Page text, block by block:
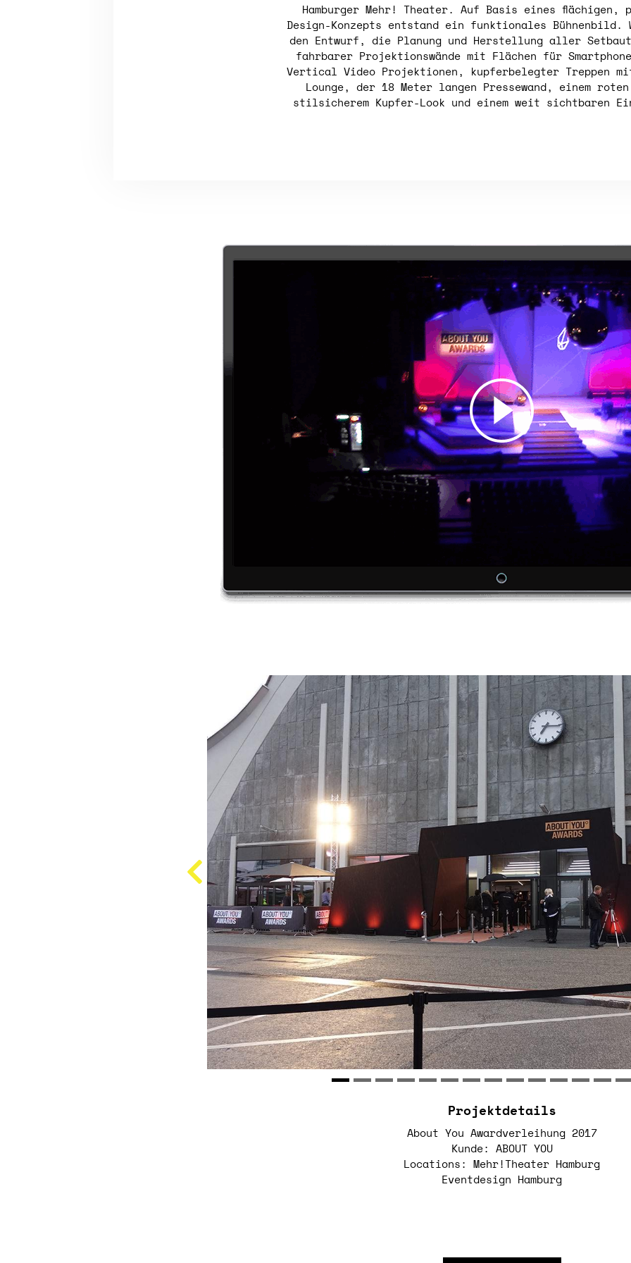
Hamburger Mehr! Theater. Auf Basis eines flächigen,
Design-Konzepts entstand ein funktionales Bühnenbild.
den Entwurf, die Planung und Herstellung aller
fahrbarer Projektionswände mit Flächen für
Vertical Video Projektionen, kupferbelegter Treppen
Lounge, der 18 Meter langen Pressewand, einem
stilsicherem Kupfer-Look und einem weit sichtbaren
Previous
Projektdetails
About You Awardverleihung 2017
Kunde: ABOUT YOU
Locations: Mehr!Theater Hamburg
Eventdesign Hamburg